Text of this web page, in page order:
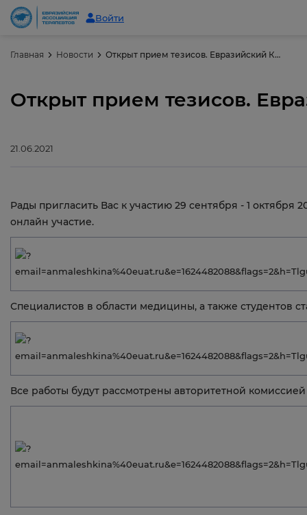
Войти
Главная Новости Открыт прием тезисов. Евразийский Конгресс внутренней медицины 2021
Открыт прием тезисов.
21.06.2021
Рады пригласить Вас к участию 29 сентября - 1
онлайн участие.
Специалистов в области медицины, а также студентов
Все работы будут рассмотрены авторитетной